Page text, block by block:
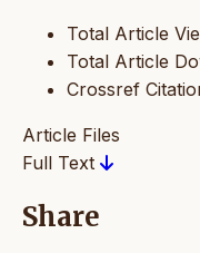
Total Article
Total Article
Crossref
Article Files
Full Text
Share